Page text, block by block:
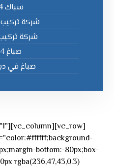
سباك 24 ساعة
شركة
شركة
صباغ 24 ساعة
صباغ في دبي 24
bottom:-80px;box-